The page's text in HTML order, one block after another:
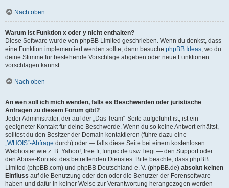
Nach oben
Warum ist Funktion x oder y nicht enthalten?
Diese Software wurde von phpBB Limited geschrieben. Wenn du denkst, dass
eine Funktion implementiert werden sollte, dann besuche phpBB Ideas, wo du
deine Stimme für bestehende Vorschläge abgeben oder neue Funktionen
vorschlagen kannst.
Nach oben
An wen soll ich mich wenden, falls es Beschwerden oder juristische
Anfragen zu diesem Forum gibt?
Jeder Administrator, der auf der „Das Team“-Seite aufgeführt ist, ist ein
geeigneter Kontakt für deine Beschwerde. Wenn du so keine Antwort erhältst,
solltest du den Besitzer der Domain kontaktieren (führe dazu eine
„WHOIS“-Abfrage durch) oder — falls diese Seite bei einem kostenlosen
Webhoster wie z. B. Yahoo!, free.fr, funpic.de usw. liegt — den Support oder
den Abuse-Kontakt des betreffenden Dienstes. Bitte beachte, dass phpBB
Limited (phpBB.com) und phpBB Deutschland e. V. (phpBB.de) absolut keinen
Einfluss auf die Benutzung oder den oder die Benutzer der Forensoftware
haben und dafür in keiner Weise zur Verantwortung herangezogen werden